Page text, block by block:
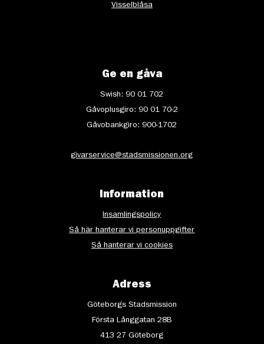
Visselblåsa
Ge en gåva
Swish: 90 01 702
Gåvoplusgiro: 90 01 70-2
Gåvobankgiro: 900-1702
givarservice@stadsmissionen.org
Information
Insamlingspolicy
Så här hanterar vi personuppgifter
Så hanterar vi cookies
Adress
Göteborgs Stadsmission
Första Långgatan 28B
413 27 Göteborg